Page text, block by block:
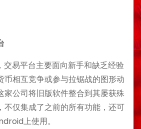
易平台主要面向新手和缺乏经验
币相互竞争或参与拉锯战的图形动
家公司将旧版软件整合到其屡获殊
不仅集成了之前的所有功能，还可
上使用。